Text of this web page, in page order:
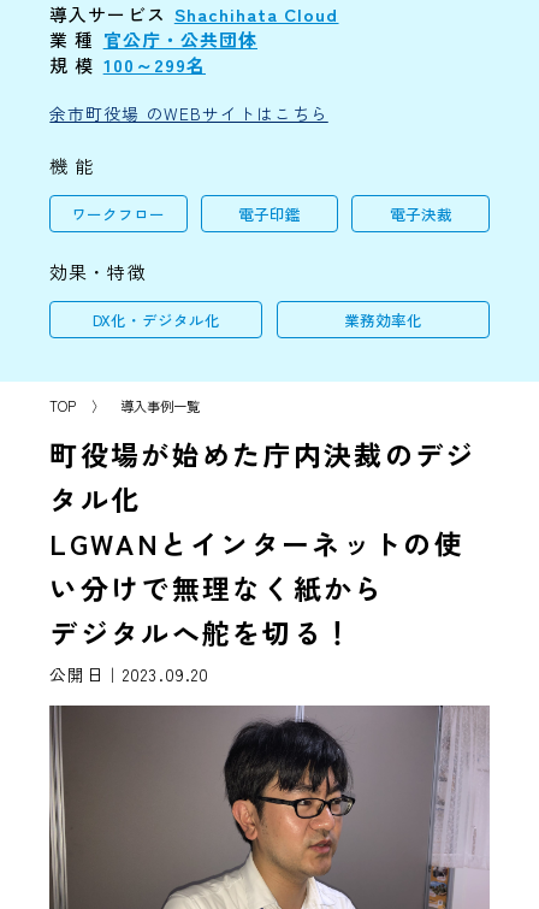
導入サービス Shachihata Cloud
業 種 官公庁・公共団体
規 模 100～299名
余市町役場 のWEBサイトはこちら
機 能
ワークフロー 電子印鑑 電子決裁
効果・特徴
DX化・デジタル化 業務効率化
TOP 〉 導入事例一覧
町役場が始めた庁内決裁のデジ
タル化
LGWANとインターネットの使
い分けで無理なく紙から
デジタルへ舵を切る！
公開日｜2023.09.20